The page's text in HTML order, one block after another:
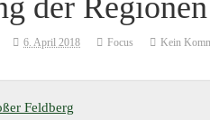
6. April 2018 Focus Kein